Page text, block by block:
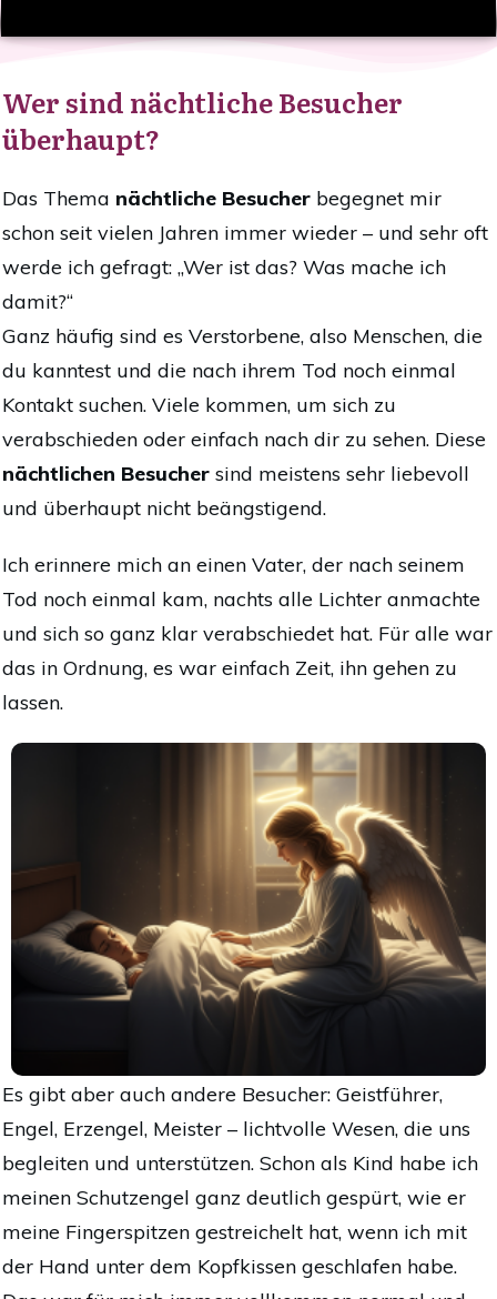
Wer sind nächtliche Besucher
überhaupt?
Das Thema nächtliche Besucher begegnet mir
schon seit vielen Jahren immer wieder – und sehr oft
werde ich gefragt: „Wer ist das? Was mache ich
damit?“
Ganz häufig sind es Verstorbene, also Menschen, die
du kanntest und die nach ihrem Tod noch einmal
Kontakt suchen. Viele kommen, um sich zu
verabschieden oder einfach nach dir zu sehen. Diese
nächtlichen Besucher sind meistens sehr liebevoll
und überhaupt nicht beängstigend.
Ich erinnere mich an einen Vater, der nach seinem
Tod noch einmal kam, nachts alle Lichter anmachte
und sich so ganz klar verabschiedet hat. Für alle war
das in Ordnung, es war einfach Zeit, ihn gehen zu
lassen.
Es gibt aber auch andere Besucher: Geistführer,
Engel, Erzengel, Meister – lichtvolle Wesen, die uns
begleiten und unterstützen. Schon als Kind habe ich
meinen Schutzengel ganz deutlich gespürt, wie er
meine Fingerspitzen gestreichelt hat, wenn ich mit
der Hand unter dem Kopfkissen geschlafen habe.